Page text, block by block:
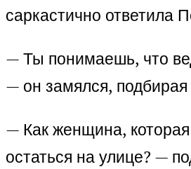
саркастично ответила
— Ты понимаешь, что
— он замялся,
— Как женщина,
остаться на улице? —